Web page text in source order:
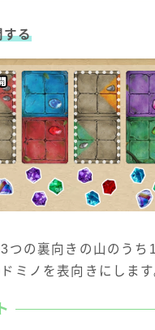
する
つの裏向きの山のうち
ミノを表向きにします